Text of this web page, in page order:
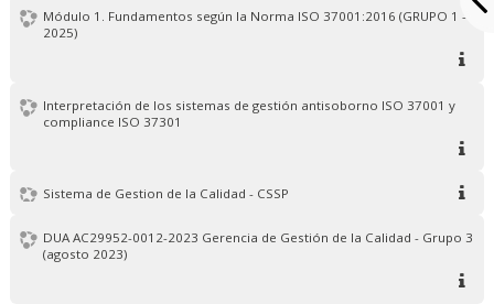
Módulo 1. Fundamentos según la Norma ISO 37001:2016 (GRUPO 1 -
2025)
Interpretación de los sistemas de gestión antisoborno ISO 37001 y
compliance ISO 37301
Sistema de Gestion de la Calidad - CSSP
DUA AC29952-0012-2023 Gerencia de Gestión de la Calidad - Grupo 3
(agosto 2023)